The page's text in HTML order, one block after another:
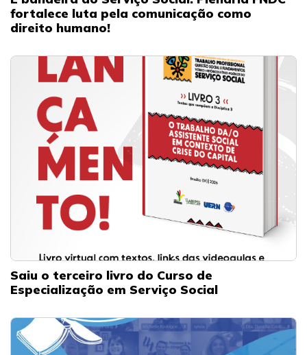
fortalece luta pela comunicação como
direito humano!
Saiu o terceiro livro do Curso de
Especialização em Serviço Social